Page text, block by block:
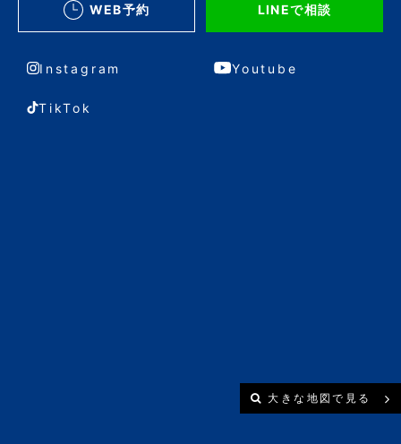
WEB予約 LINEで相談
Instagram Youtube
TikTok
大きな地図で見る